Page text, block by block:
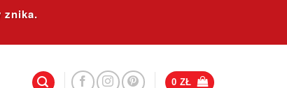
znika.
0 ZŁ